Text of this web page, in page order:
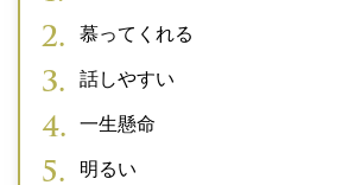
慕ってくれる
話しやすい
一生懸命
明るい